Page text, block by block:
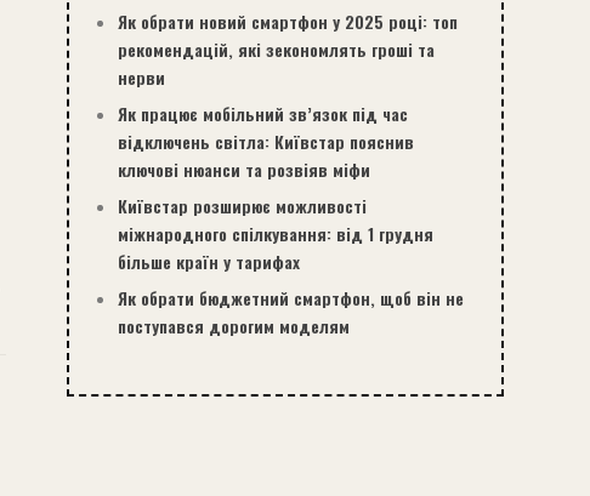
Як обрати новий смартфон у 2025 році: топ
рекомендацій, які зекономлять гроші та
нерви
Як працює мобільний зв’язок під час
відключень світла: Київстар пояснив
ключові нюанси та розвіяв міфи
Київстар розширює можливості
міжнародного спілкування: від 1 грудня
більше країн у тарифах
Як обрати бюджетний смартфон, щоб він не
поступався дорогим моделям